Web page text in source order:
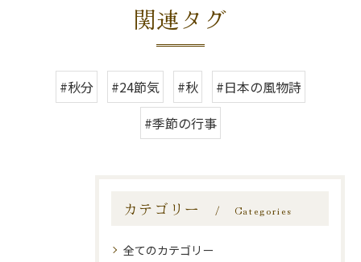
関連タグ
#秋分 #24節気 #秋
#日本の風物詩
#季節の行事
カテゴリー Categories
全てのカテゴリー